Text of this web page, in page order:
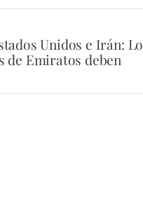
Unidos e Irán: Lo
de Emiratos deben